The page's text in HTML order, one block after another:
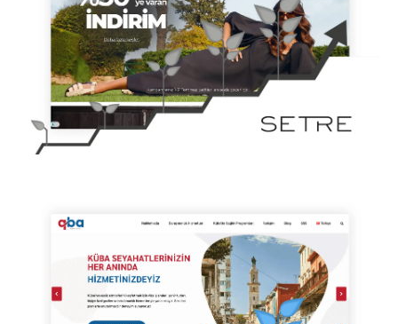
JUSTRUG – ULUSLARARASI SEO